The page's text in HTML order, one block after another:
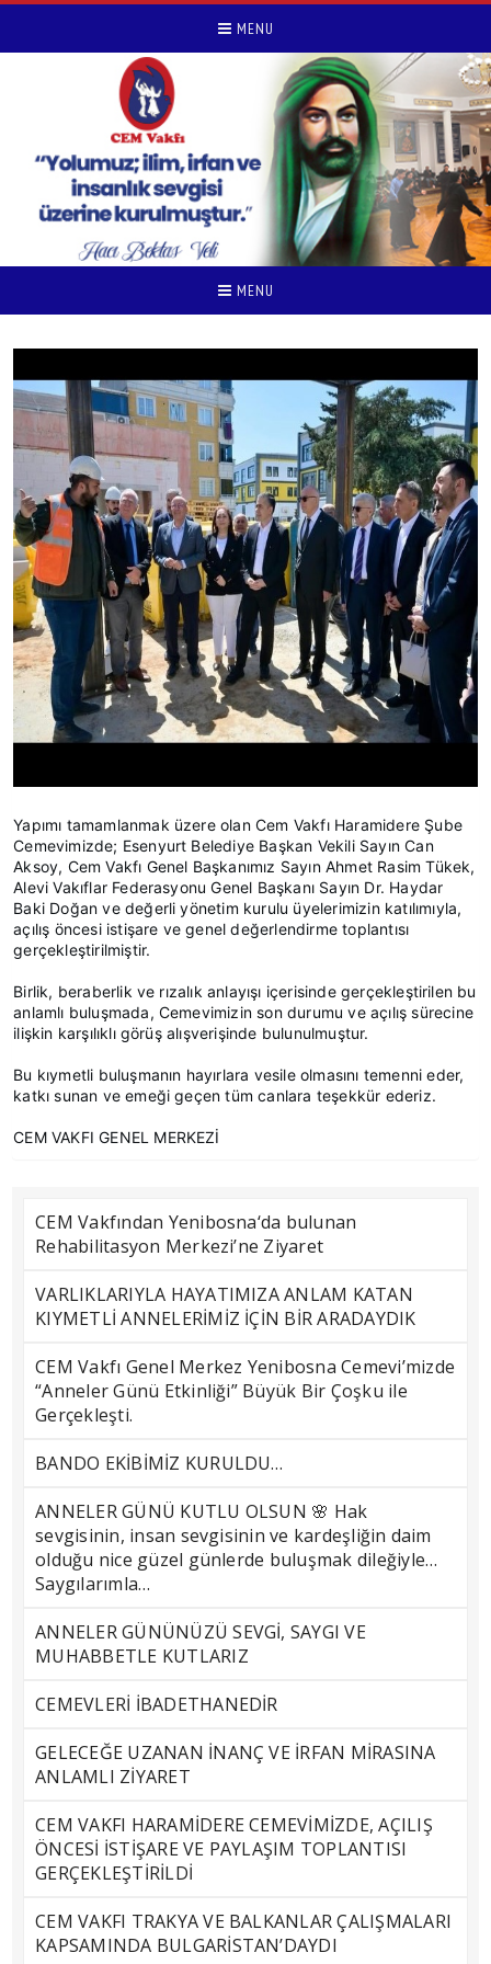
MENU
MENU
Yapımı tamamlanmak üzere olan Cem Vakfı Haramidere Şube
Cemevimizde; Esenyurt Belediye Başkan Vekili Sayın Can
Aksoy, Cem Vakfı Genel Başkanımız Sayın Ahmet Rasim Tükek,
Alevi Vakıflar Federasyonu Genel Başkanı Sayın Dr. Haydar
Baki Doğan ve değerli yönetim kurulu üyelerimizin katılımıyla,
açılış öncesi istişare ve genel değerlendirme toplantısı
gerçekleştirilmiştir.
Birlik, beraberlik ve rızalık anlayışı içerisinde gerçekleştirilen bu
anlamlı buluşmada, Cemevimizin son durumu ve açılış sürecine
ilişkin karşılıklı görüş alışverişinde bulunulmuştur.
Bu kıymetli buluşmanın hayırlara vesile olmasını temenni eder,
katkı sunan ve emeği geçen tüm canlara teşekkür ederiz.
CEM VAKFI GENEL MERKEZİ
CEM Vakfından Yenibosna‘da bulunan
Rehabilitasyon Merkezi’ne Ziyaret
VARLIKLARIYLA HAYATIMIZA ANLAM KATAN
KIYMETLİ ANNELERİMİZ İÇİN BİR ARADAYDIK
CEM Vakfı Genel Merkez Yenibosna Cemevi’mizde
“Anneler Günü Etkinliği” Büyük Bir Çoşku ile
Gerçekleşti.
BANDO EKİBİMİZ KURULDU…
ANNELER GÜNÜ KUTLU OLSUN 🌸 Hak
sevgisinin, insan sevgisinin ve kardeşliğin daim
olduğu nice güzel günlerde buluşmak dileğiyle…
Saygılarımla…
ANNELER GÜNÜNÜZÜ SEVGİ, SAYGI VE
MUHABBETLE KUTLARIZ
CEMEVLERİ İBADETHANEDİR
GELECEĞE UZANAN İNANÇ VE İRFAN MİRASINA
ANLAMLI ZİYARET
CEM VAKFI HARAMİDERE CEMEVİMİZDE, AÇILIŞ
ÖNCESİ İSTİŞARE VE PAYLAŞIM TOPLANTISI
GERÇEKLEŞTİRİLDİ
CEM VAKFI TRAKYA VE BALKANLAR ÇALIŞMALARI
KAPSAMINDA BULGARİSTAN’DAYDI